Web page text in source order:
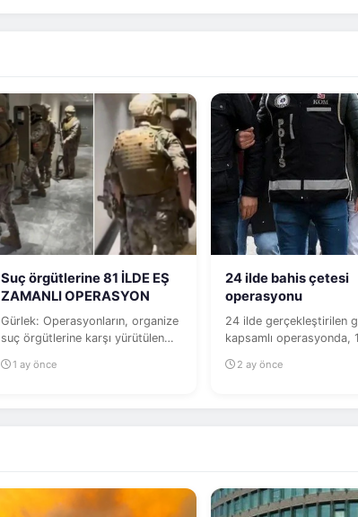
Suç örgütlerine 81 İLDE EŞ
ZAMANLI OPERASYON
Gürlek: Operasyonların, organize
suç örgütlerine karşı yürütülen
1 ay önce
24 ilde bahis çetesi
operasyonu
24 ilde gerçekleştirilen
kapsamlı operasyonda,
kara...
2 ay önce